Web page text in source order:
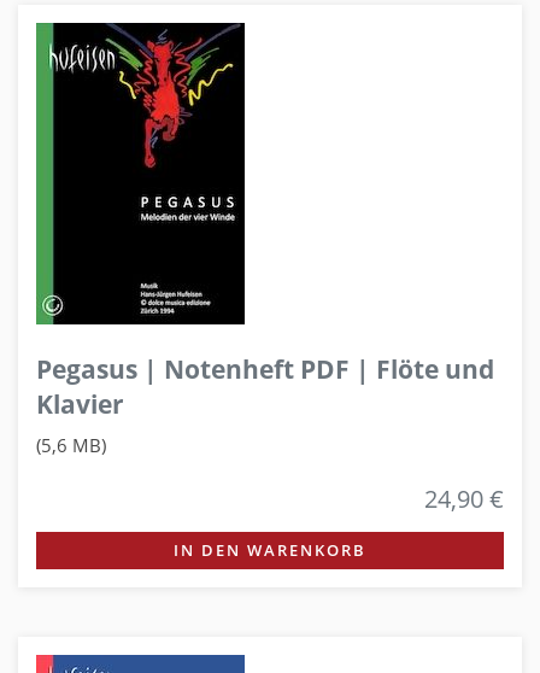
Pegasus | Notenheft PDF | Flöte und
Klavier
(5,6 MB)
24,90 €
IN DEN WARENKORB